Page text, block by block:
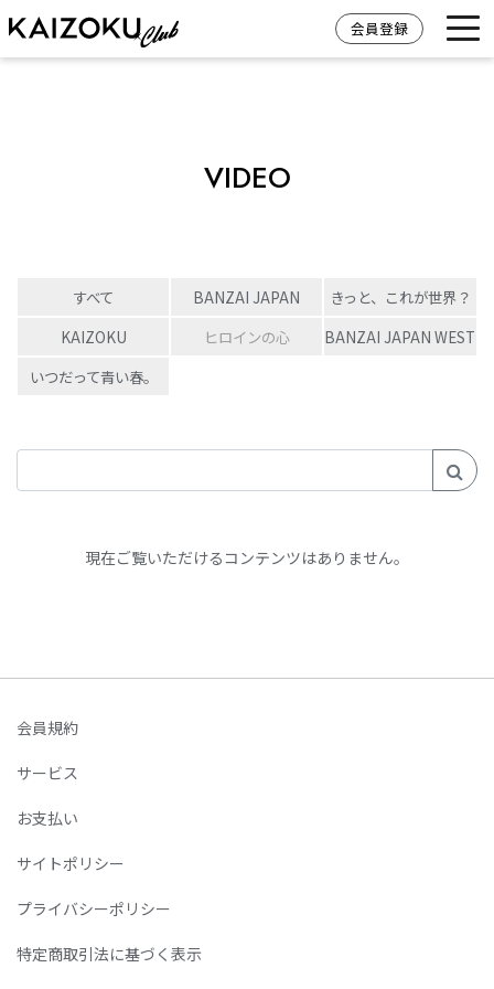
会員登録
VIDEO
すべて BANZAI JAPAN
きっと、これが世界？
KAIZOKU
ヒロインの心
BANZAI JAPAN WEST
いつだって青い春。
現在ご覧いただけるコンテンツはありません。
会員規約
サービス
お支払い
サイトポリシー
プライバシーポリシー
特定商取引法に基づく表示